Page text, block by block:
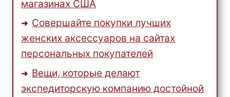
магазинах США
Совершайте покупки лучших
женских аксессуаров на сайтах
персональных покупателей
Вещи, которые делают
экспедиторскую компанию достойной